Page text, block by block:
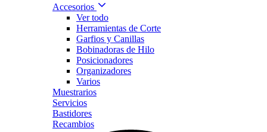
Accesorios
Ver todo
Herramientas de Corte
Garfios y Canillas
Bobinadoras de Hilo
Posicionadores
Organizadores
Varios
Muestrarios
Servicios
Bastidores
Recambios